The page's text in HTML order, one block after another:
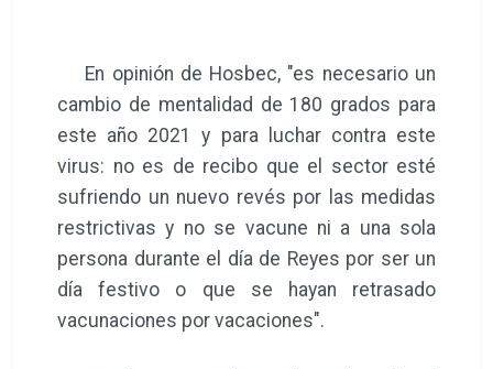
En opinión de Hosbec, "es necesario un
cambio de mentalidad de 180 grados para
este año 2021 y para luchar contra este
virus: no es de recibo que el sector esté
sufriendo un nuevo revés por las medidas
restrictivas y no se vacune ni a una sola
persona durante el día de Reyes por ser un
día festivo o que se hayan retrasado
vacunaciones por vacaciones".